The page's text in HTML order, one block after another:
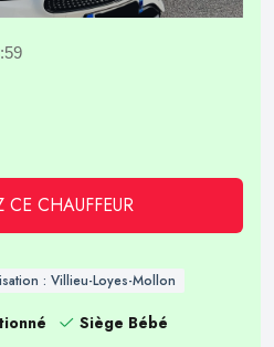
CE CHAUFFEUR
: Villieu-Loyes-Mollon
Siège Bébé